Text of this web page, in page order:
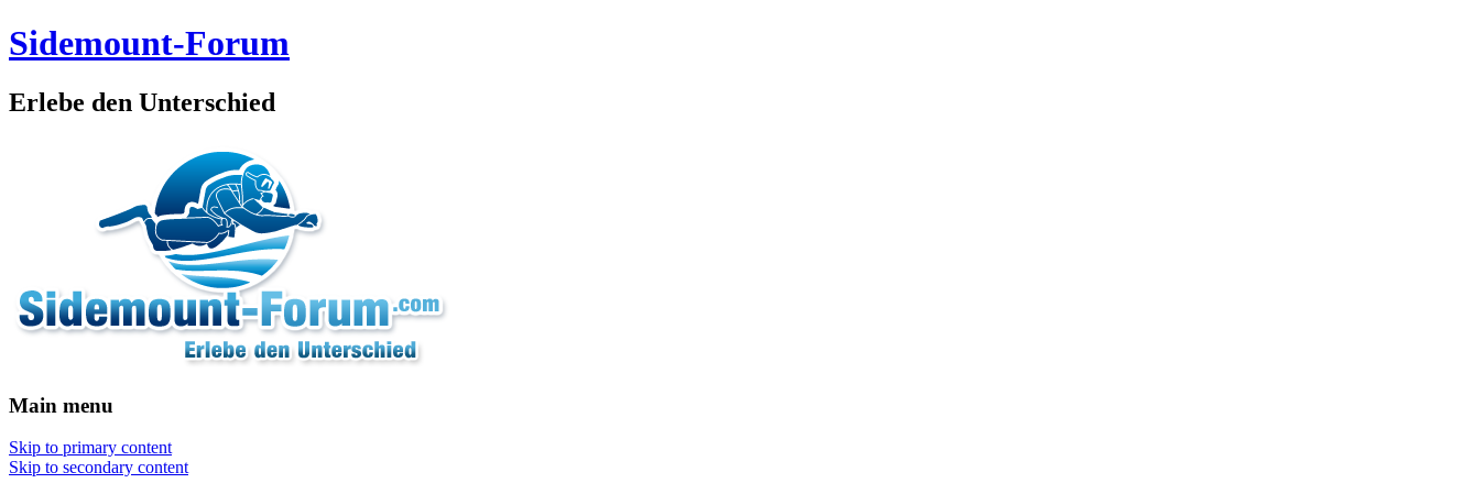
Sidemount-Forum
Erlebe den Unterschied
Main menu
Skip to primary content
Skip to secondary content